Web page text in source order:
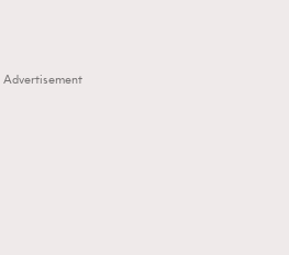
Advertisement